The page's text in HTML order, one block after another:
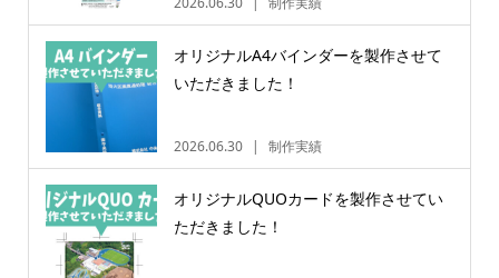
オリジナルA4バインダーを製作させて
いただきました！
2026.06.30 制作実績
オリジナルQUOカードを製作させてい
ただきました！